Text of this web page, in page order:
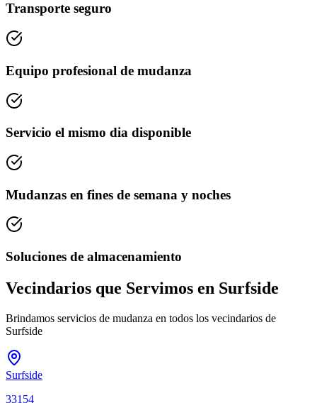
Transporte seguro
Equipo profesional de mudanza
Servicio el mismo dia disponible
Mudanzas en fines de semana y noches
Soluciones de almacenamiento
Vecindarios que Servimos en Surfside
Brindamos servicios de mudanza en todos los vecindarios de
Surfside
Surfside
33154